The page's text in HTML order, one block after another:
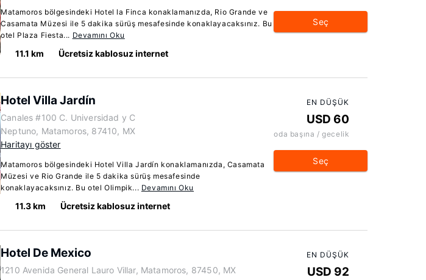
Matamoros bölgesindeki Hotel la Finca konaklamanızda, Rio Grande ve
Casamata Müzesi ile 5 dakika sürüş mesafesinde konaklayacaksınız. Bu
otel Plaza Fiesta... Devamını Oku
11.1 km Ücretsiz kablosuz internet
Seç
Hotel Villa Jardín
Canales #100 C. Universidad y C
Neptuno, Matamoros, 87410, MX
Haritayı göster
Matamoros bölgesindeki Hotel Villa Jardín konaklamanızda, Casamata
Müzesi ve Rio Grande ile 5 dakika sürüş mesafesinde
konaklayacaksınız. Bu otel Olimpik... Devamını Oku
11.3 km Ücretsiz kablosuz internet
EN DÜŞÜK
USD 60
oda başına / gecelik
Seç
Hotel De Mexico
1210 Avenida General Lauro Villar, Matamoros, 87450, MX
EN DÜŞÜK
USD 92